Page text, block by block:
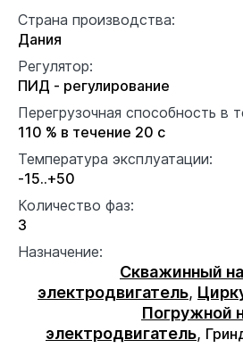
Страна производства:
Дания
Регулятор:
ПИД - регулирование
Перегрузочная способность в
110 % в течение 20 с
Температура эксплуатации:
-15..+50
Количество фаз:
3
Назначение:
Скважинный
электродвигатель,
Погружной
электродвигатель,